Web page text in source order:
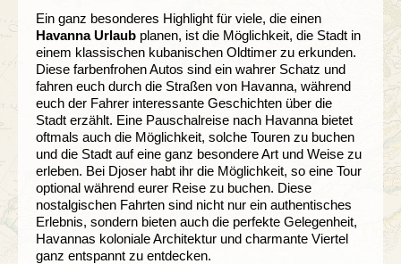
Ein ganz besonderes Highlight für viele, die einen
Havanna Urlaub planen, ist die Möglichkeit, die Stadt in
einem klassischen kubanischen Oldtimer zu erkunden.
Diese farbenfrohen Autos sind ein wahrer Schatz und
fahren euch durch die Straßen von Havanna, während
euch der Fahrer interessante Geschichten über die
Stadt erzählt. Eine Pauschalreise nach Havanna bietet
oftmals auch die Möglichkeit, solche Touren zu buchen
und die Stadt auf eine ganz besondere Art und Weise zu
erleben. Bei Djoser habt ihr die Möglichkeit, so eine Tour
optional während eurer Reise zu buchen. Diese
nostalgischen Fahrten sind nicht nur ein authentisches
Erlebnis, sondern bieten auch die perfekte Gelegenheit,
Havannas koloniale Architektur und charmante Viertel
ganz entspannt zu entdecken.